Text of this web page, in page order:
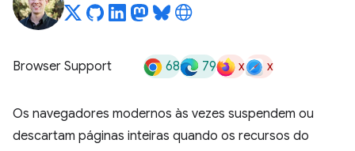
Browser Support 68 79 x x
Os navegadores modernos às vezes suspendem ou
descartam páginas inteiras quando os recursos do